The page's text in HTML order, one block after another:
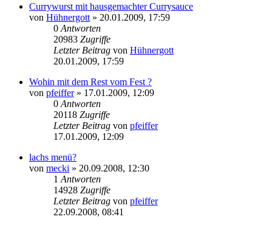
Currywurst mit hausgemachter Currysauce
von Hühnergott » 20.01.2009, 17:59
0 Antworten
20983 Zugriffe
Letzter Beitrag von Hühnergott
20.01.2009, 17:59
Wohin mit dem Rest vom Fest ?
von pfeiffer» 17.01.2009, 12:09
0 Antworten
20118 Zugriffe
Letzter Beitrag von pfeiffer
17.01.2009, 12:09
lachs menü?
von mecki » 20.09.2008, 12:30
1 Antworten
14928 Zugriffe
Letzter Beitrag von pfeiffer
22.09.2008, 08:41